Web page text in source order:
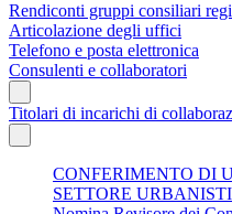
Rendiconti gruppi consiliari
Articolazione degli uffici
Telefono e posta elettronica
Consulenti e collaboratori
Titolari di incarichi di
CONFERIMENTO DI
SETTORE